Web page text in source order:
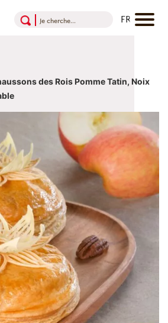
des Rois Pomme Tatin, Noix